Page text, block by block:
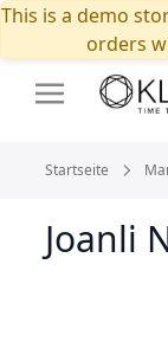
This is a demo
orders
Startseite
Joanli